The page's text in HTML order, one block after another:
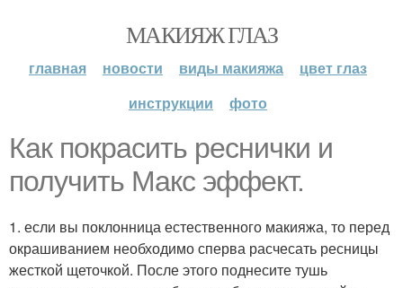
МАКИЯЖ ГЛАЗ
главная новости виды макияжа
цвет глаз
инструкции
фото
Как покрасить реснички и
получить Макс эффект.
1. если вы поклонница естественного макияжа, то перед
окрашиванием необходимо сперва расчесать ресницы
жесткой щеточкой. После этого поднесите тушь